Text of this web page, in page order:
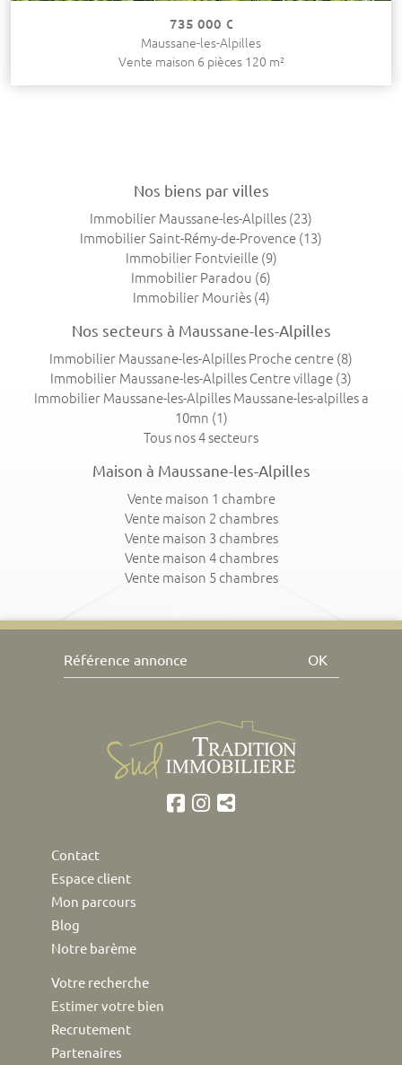
735 000 €
Maussane-les-Alpilles
Vente maison 6 pièces 120 m²
Nos biens par villes
Immobilier Maussane-les-Alpilles (23)
Immobilier Saint-Rémy-de-Provence (13)
Immobilier Fontvieille(9)
Immobilier Paradou (6)
Immobilier Mouriès(4)
Nos secteurs à Maussane-les-Alpilles
Immobilier Maussane-les-Alpilles Proche centre (8)
Immobilier Maussane-les-Alpilles Centre village (3)
Immobilier Maussane-les-Alpilles Maussane-les-alpilles a
10mn (1)
Tous nos 4 secteurs
Maison à Maussane-les-Alpilles
Vente maison 1 chambre
Vente maison 2 chambres
Vente maison 3 chambres
Vente maison 4 chambres
Vente maison 5 chambres
OK
Contact
Espace client
Mon parcours
Blog
Notre barème
Votre recherche
Estimer votre bien
Recrutement
Partenaires